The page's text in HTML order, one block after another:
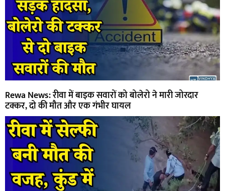
Rewa News: रीवा में बाइक सवारों को बोलेरो ने मारी जोरदार
टक्कर, दो की मौत और एक गंभीर घायल